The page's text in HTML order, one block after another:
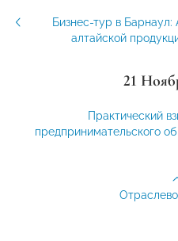
Бизнес-тур в
алтайской
21
Практический
предпринимательского